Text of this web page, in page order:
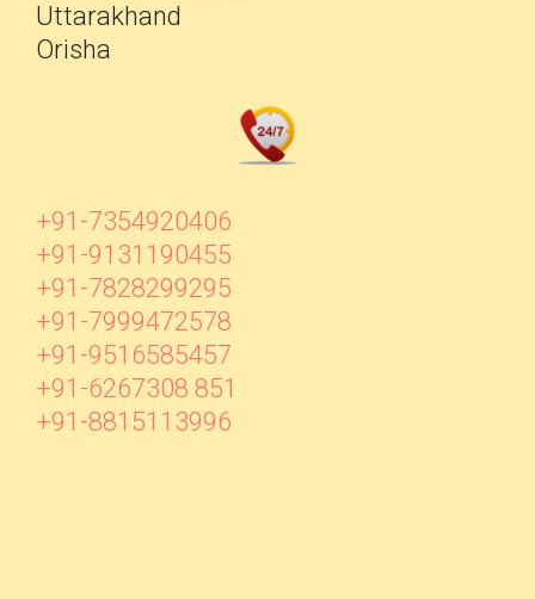
Uttarakhand
Orisha
+91-7354920406
+91-9131190455
+91-7828299295
+91-7999472578
+91-9516585457
+91-6267308 851
+91-8815113996